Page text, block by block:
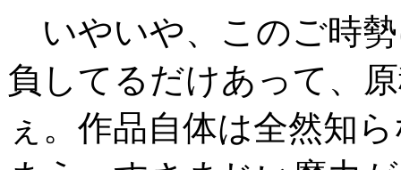
いやいや、このご時
負してるだけあって、
ぇ。作品自体は全然知